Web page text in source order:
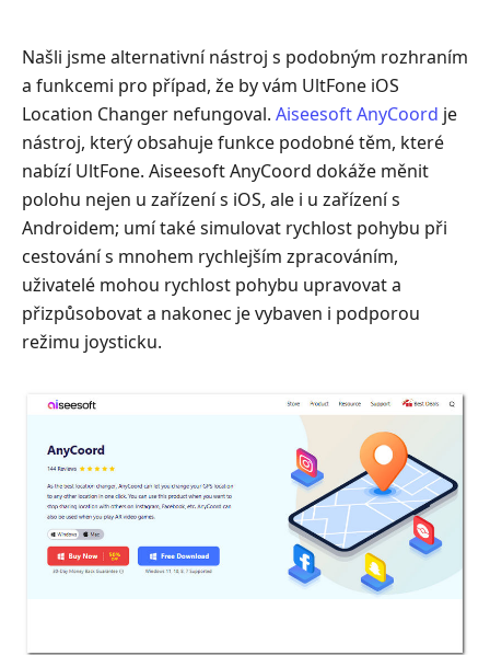
Našli jsme alternativní nástroj s podobným rozhraním
a funkcemi pro případ, že by vám UltFone iOS
Location Changer nefungoval. Aiseesoft AnyCoord je
nástroj, který obsahuje funkce podobné těm, které
nabízí UltFone. Aiseesoft AnyCoord dokáže měnit
polohu nejen u zařízení s iOS, ale i u zařízení s
Androidem; umí také simulovat rychlost pohybu při
cestování s mnohem rychlejším zpracováním,
uživatelé mohou rychlost pohybu upravovat a
přizpůsobovat a nakonec je vybaven i podporou
režimu joysticku.